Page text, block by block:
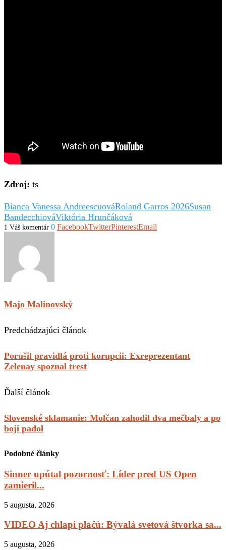
Zdroj: ts
Bianca Vanessa AndreescuováRoland Garros 2026Susan
BandecchiováViktória Hrunčáková
1 Váš komentár 0 FacebookTwitterPinterestEmail
Majo Malinovský
Predchádzajúci článok
Porušil pravidlá proti korupcii: Exreprezentant
Zelenay spoznal trest
Ďalší článok
Slovenské sklamanie: Molčan zahodil dva mečbaly a po
boji padol
Podobné články
Sinner upútal pozornosť: Líder pred US Open
zamieril...
5 augusta, 2026
VIDEO Aj chlapi plačú: Bývalá svetová štvorka sa...
5 augusta, 2026